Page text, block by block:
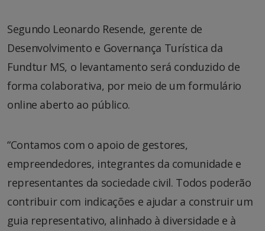
Segundo Leonardo Resende, gerente de
Desenvolvimento e Governança Turística da
Fundtur MS, o levantamento será conduzido de
forma colaborativa, por meio de um formulário
online aberto ao público.
“Contamos com o apoio de gestores,
empreendedores, integrantes da comunidade e
representantes da sociedade civil. Todos poderão
contribuir com indicações e ajudar a construir um
guia representativo, alinhado à diversidade e à